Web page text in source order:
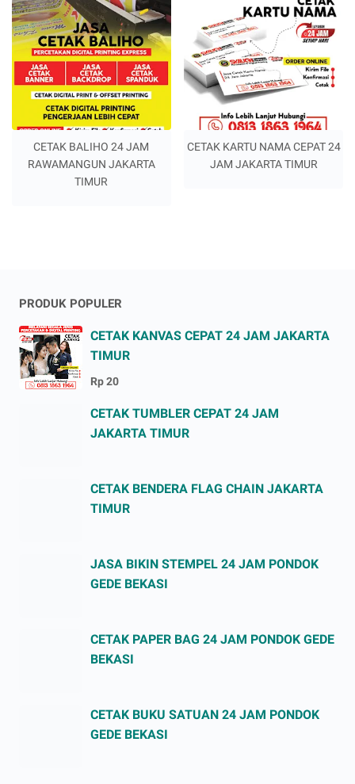
CETAK BALIHO 24 JAM
RAWAMANGUN JAKARTA
TIMUR
CETAK KARTU NAMA CEPAT 24
JAM JAKARTA TIMUR
PRODUK POPULER
CETAK KANVAS CEPAT 24 JAM JAKARTA
TIMUR
Rp 20
CETAK TUMBLER CEPAT 24 JAM
JAKARTA TIMUR
CETAK BENDERA FLAG CHAIN JAKARTA
TIMUR
JASA BIKIN STEMPEL 24 JAM PONDOK
GEDE BEKASI
CETAK PAPER BAG 24 JAM PONDOK GEDE
BEKASI
CETAK BUKU SATUAN 24 JAM PONDOK
GEDE BEKASI